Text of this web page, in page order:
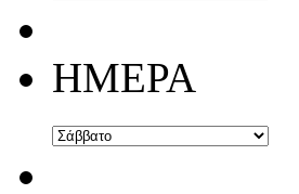
ΗΜΕΡΑ